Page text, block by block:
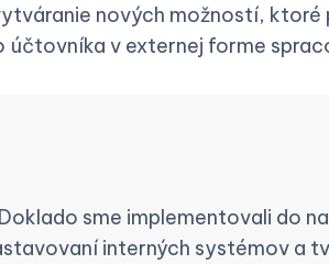
nových možností, ktoré
v externej forme
sme implementovali do
interných systémov a